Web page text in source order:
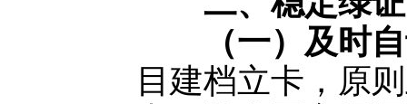
（一）及时
目建档立卡，原